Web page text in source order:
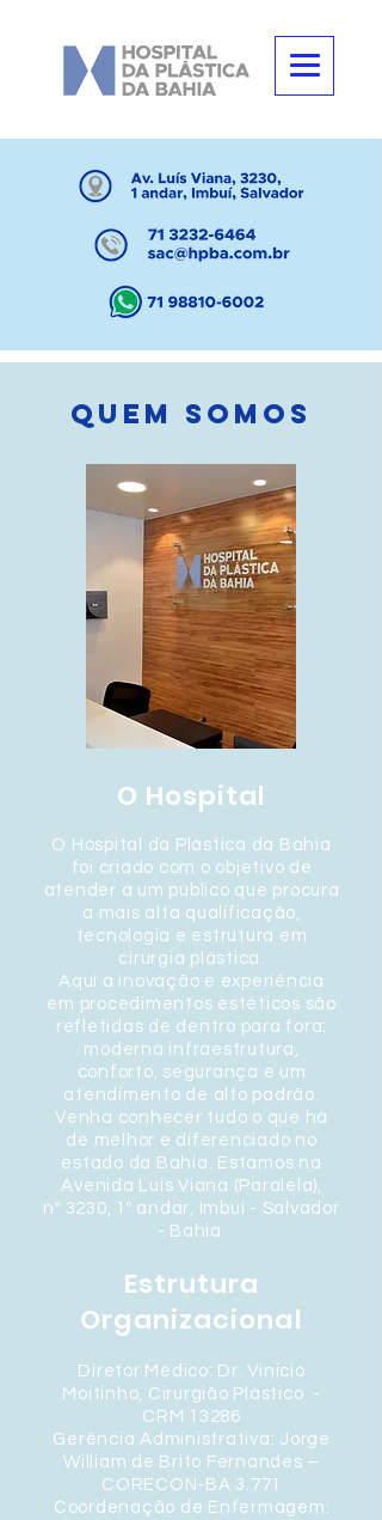
quem somos
O Hospital
O Hospital da Plástica da Bahia
foi criado com o objetivo de
atender a um público que procura
a mais alta qualificação,
tecnologia e estrutura em
cirurgia plástica.
Aqui a inovação e experiência
em procedimentos estéticos são
refletidas de dentro para fora:
moderna infraestrutura,
conforto, segurança e um
atendimento de alto padrão.
Venha conhecer tudo o que há
de melhor e diferenciado no
estado da Bahia. Estamos na
Avenida Luis Viana (Paralela),
nº 3230, 1º andar, Imbuí - Salvador
- Bahia
Estrutura
Organizacional
Diretor Médico: Dr. Vinicio
Moitinho, Cirurgião Plástico -
CRM 13286
Gerência Administrativa: Jorge
William de Brito Fernandes –
CORECON-BA 3.771
Coordenação de Enfermagem: